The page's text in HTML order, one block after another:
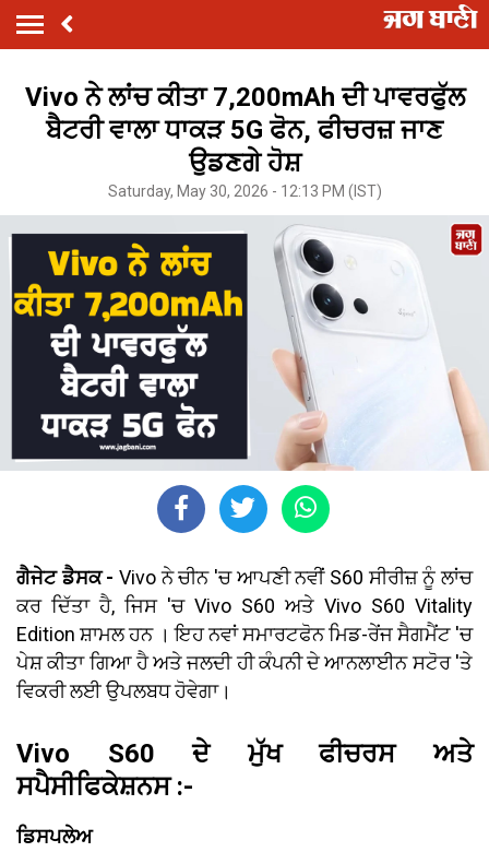
Vivo ਨੇ ਲਾਂਚ ਕੀਤਾ 7,200mAh ਦੀ ਪਾਵਰਫੁੱਲ
ਬੈਟਰੀ ਵਾਲਾ ਧਾਕੜ 5G ਫੋਨ, ਫੀਚਰਜ਼ ਜਾਣ
ਉਡਣਗੇ ਹੋਸ਼
Saturday, May 30, 2026 - 12:13 PM (IST)
ਗੈਜੇਟ ਡੈਸਕ - Vivo ਨੇ ਚੀਨ 'ਚ ਆਪਣੀ ਨਵੀਂ S60 ਸੀਰੀਜ਼ ਨੂੰ ਲਾਂਚ
ਕਰ ਦਿੱਤਾ ਹੈ, ਜਿਸ 'ਚ Vivo S60 ਅਤੇ Vivo S60 Vitality
Edition ਸ਼ਾਮਲ ਹਨ । ਇਹ ਨਵਾਂ ਸਮਾਰਟਫੋਨ ਮਿਡ-ਰੇਂਜ ਸੈਗਮੈਂਟ 'ਚ
ਪੇਸ਼ ਕੀਤਾ ਗਿਆ ਹੈ ਅਤੇ ਜਲਦੀ ਹੀ ਕੰਪਨੀ ਦੇ ਆਨਲਾਈਨ ਸਟੋਰ 'ਤੇ
ਵਿਕਰੀ ਲਈ ਉਪਲਬਧ ਹੋਵੇਗਾ।
Vivo S60 ਦੇ ਮੁੱਖ ਫੀਚਰਸ ਅਤੇ
ਸਪੈਸੀਫਿਕੇਸ਼ਨਸ :-
ਡਿਸਪਲੇਅ